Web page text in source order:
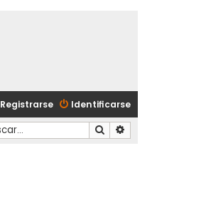
Identificarse
Registrarse
Buscar